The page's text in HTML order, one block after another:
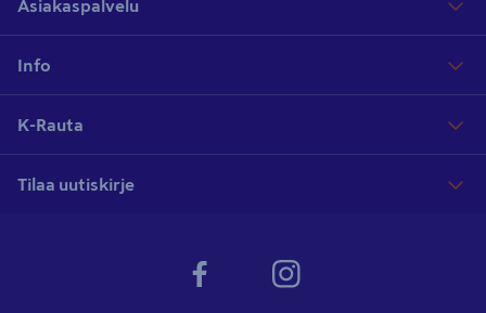
Asiakaspalvelu
Info
K-Rauta
Tilaa uutiskirje